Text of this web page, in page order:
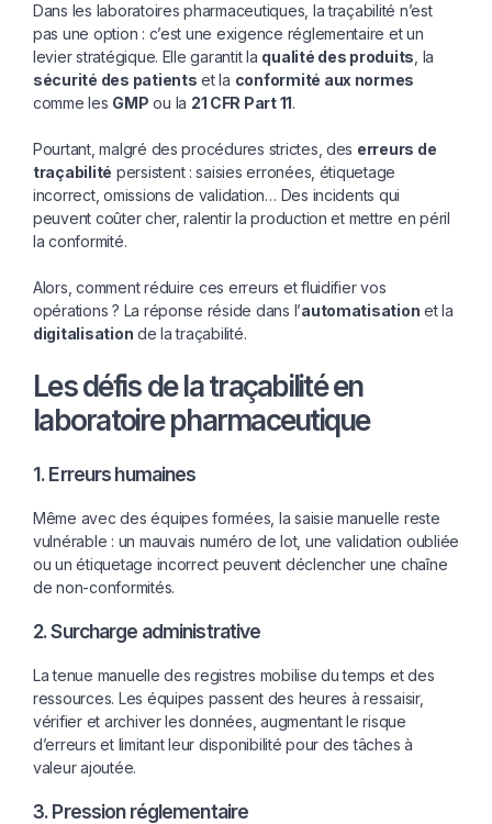
Dans les laboratoires pharmaceutiques, la traçabilité n’est
pas une option : c’est une exigence réglementaire et un
levier stratégique. Elle garantit la qualité des produits, la
sécurité des patients et la conformité aux normes
comme les GMP ou la 21 CFR Part 11.
Pourtant, malgré des procédures strictes, des erreurs de
traçabilité persistent : saisies erronées, étiquetage
incorrect, omissions de validation… Des incidents qui
peuvent coûter cher, ralentir la production et mettre en péril
la conformité.
Alors, comment réduire ces erreurs et fluidifier vos
opérations ? La réponse réside dans l’automatisation et la
digitalisation de la traçabilité.
Les défis de la traçabilité en
laboratoire pharmaceutique
1. Erreurs humaines
Même avec des équipes formées, la saisie manuelle reste
vulnérable : un mauvais numéro de lot, une validation oubliée
ou un étiquetage incorrect peuvent déclencher une chaîne
de non-conformités.
2. Surcharge administrative
La tenue manuelle des registres mobilise du temps et des
ressources. Les équipes passent des heures à ressaisir,
vérifier et archiver les données, augmentant le risque
d’erreurs et limitant leur disponibilité pour des tâches à
valeur ajoutée.
3. Pression réglementaire